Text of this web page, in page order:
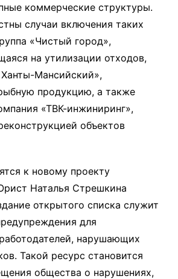
коммерческие структуры.
случаи включения таких
«Чистый город»,
на утилизации отходов,
Мансийский»,
продукцию, а также
«ТВК-инжиниринг»,
объектов
к новому проекту
Наталья Стрешкина
открытого списка служит
для
нарушающих
Такой ресурс становится
общества о нарушениях,